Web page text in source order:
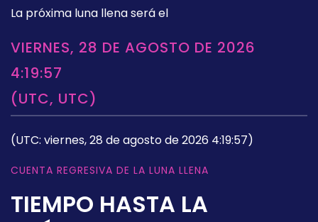
La próxima luna llena será el
VIERNES, 28 DE AGOSTO DE 2026
4:19:57
(UTC, UTC)
(UTC: viernes, 28 de agosto de 2026 4:19:57)
CUENTA REGRESIVA DE LA LUNA LLENA
TIEMPO HASTA LA